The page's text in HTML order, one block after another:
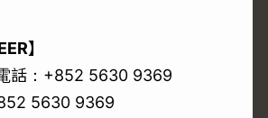
】
話：+852 5630 9369
5630 9369